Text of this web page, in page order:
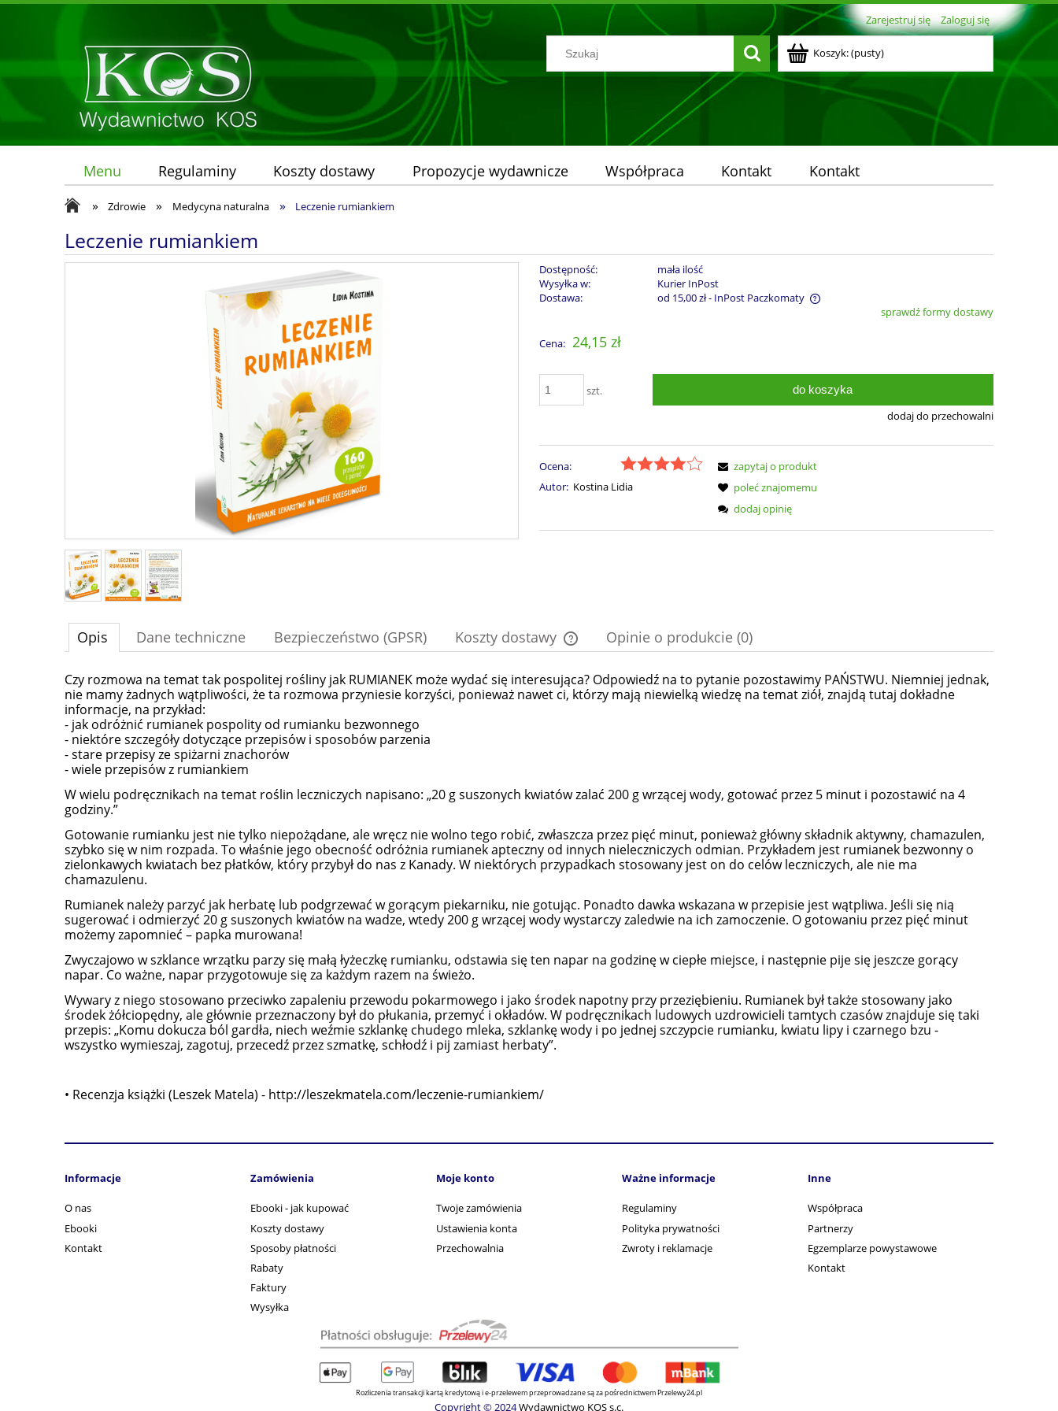
Zarejestruj się Zaloguj się
Koszyk:(pusty)
Menu Regulaminy Koszty dostawy Propozycje wydawnicze Współpraca Kontakt Kontakt
» Zdrowie » Medycyna naturalna » Leczenie rumiankiem
Leczenie rumiankiem
Dostępność:
mała ilość
Wysyłka w:
Kurier InPost
Dostawa:
od 15,00 zł- InPost Paczkomaty
płatności
sprawdź formy dostawy
Cena: 24,15 zł
szt. do koszyka
dodaj do przechowalni
Ocena:
Autor: Kostina Lidia
zapytaj o produkt
poleć znajomemu
dodaj opinię
Opis Dane techniczne Bezpieczeństwo (GPSR) Koszty dostawy
Cena nie zawiera ewentualnych kosztów
płatności
Opinie o produkcie (0)
Czy rozmowa na temat tak pospolitej rośliny jak RUMIANEK może wydać się interesująca? Odpowiedź na to pytanie pozostawimy PAŃSTWU. Niemniej jednak,
nie mamy żadnych wątpliwości, że ta rozmowa przyniesie korzyści, ponieważ nawet ci, którzy mają niewielką wiedzę na temat ziół, znajdą tutaj dokładne
informacje, na przykład:
- jak odróżnić rumianek pospolity od rumianku bezwonnego
- niektóre szczegóły dotyczące przepisów i sposobów parzenia
- stare przepisy ze spiżarni znachorów
- wiele przepisów z rumiankiem
W wielu podręcznikach na temat roślin leczniczych napisano: „20 g suszonych kwiatów zalać 200 g wrzącej wody, gotować przez 5 minut i pozostawić na 4
godziny.”
Gotowanie rumianku jest nie tylko niepożądane, ale wręcz nie wolno tego robić, zwłaszcza przez pięć minut, ponieważ główny składnik aktywny, chamazulen,
szybko się w nim rozpada. To właśnie jego obecność odróżnia rumianek apteczny od innych nieleczniczych odmian. Przykładem jest rumianek bezwonny o
zielonkawych kwiatach bez płatków, który przybył do nas z Kanady. W niektórych przypadkach stosowany jest on do celów leczniczych, ale nie ma
chamazulenu.
Rumianek należy parzyć jak herbatę lub podgrzewać w gorącym piekarniku, nie gotując. Ponadto dawka wskazana w przepisie jest wątpliwa. Jeśli się nią
sugerować i odmierzyć 20 g suszonych kwiatów na wadze, wtedy 200 g wrzącej wody wystarczy zaledwie na ich zamoczenie. O gotowaniu przez pięć minut
możemy zapomnieć – papka murowana!
Zwyczajowo w szklance wrzątku parzy się małą łyżeczkę rumianku, odstawia się ten napar na godzinę w ciepłe miejsce, i następnie pije się jeszcze gorący
napar. Co ważne, napar przygotowuje się za każdym razem na świeżo.
Wywary z niego stosowano przeciwko zapaleniu przewodu pokarmowego i jako środek napotny przy przeziębieniu. Rumianek był także stosowany jako
środek żółciopędny, ale głównie przeznaczony był do płukania, przemyć i okładów. W podręcznikach ludowych uzdrowicieli tamtych czasów znajduje się taki
przepis: „Komu dokucza ból gardła, niech weźmie szklankę chudego mleka, szklankę wody i po jednej szczypcie rumianku, kwiatu lipy i czarnego bzu -
wszystko wymieszaj, zagotuj, przecedź przez szmatkę, schłodź i pij zamiast herbaty”.
• Recenzja książki (Leszek Matela) - http://leszekmatela.com/leczenie-rumiankiem/
Informacje
O nas
Ebooki
Kontakt
Zamówienia
Ebooki - jak kupować
Koszty dostawy
Sposoby płatności
Rabaty
Faktury
Wysyłka
Moje konto
Twoje zamówienia
Ustawienia konta
Przechowalnia
Ważne informacje
Regulaminy
Polityka prywatności
Zwroty i reklamacje
Inne
Współpraca
Partnerzy
Egzemplarze powystawowe
Kontakt
Rozliczenia transakcji kartą kredytową i e-przelewem przeprowadzane są za pośrednictwem Przelewy24.pl
Copyright © 2024Wydawnictwo KOS s.c.